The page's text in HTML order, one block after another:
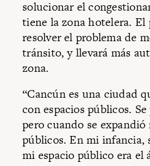
solucionar el
tiene la zona hotelera. El
resolver el problema de
tránsito, y llevará más
zona.
“Cancún es una ciudad
con espacios públicos.
pero cuando se expandió
públicos. En mi infancia,
mi espacio público era el